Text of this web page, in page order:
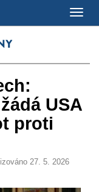
USA
proti
27. 5. 2026